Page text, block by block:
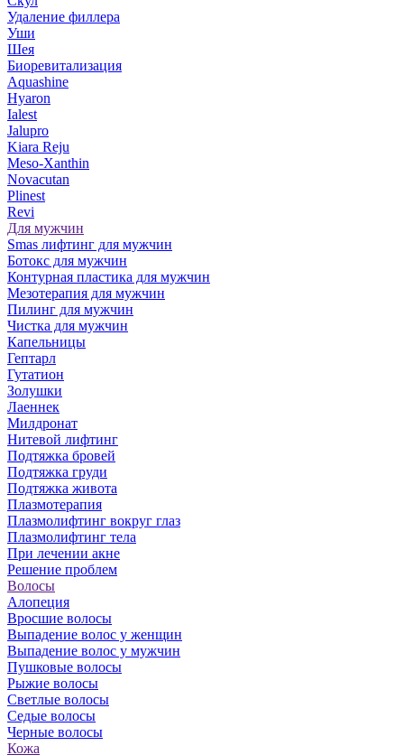
Удаление филлера
Уши
Шея
Биоревитализация
Aquashine
Hyaron
Ialest
Jalupro
Kiara Reju
Meso-Xanthin
Novacutan
Plinest
Revi
Для мужчин
Smas лифтинг для мужчин
Ботокс для мужчин
Контурная пластика для мужчин
Мезотерапия для мужчин
Пилинг для мужчин
Чистка для мужчин
Капельницы
Гептарл
Гутатион
Золушки
Лаеннек
Милдронат
Нитевой лифтинг
Подтяжка бровей
Подтяжка груди
Подтяжка живота
Плазмотерапия
Плазмолифтинг вокруг глаз
Плазмолифтинг тела
При лечении акне
Решение проблем
Волосы
Алопеция
Вросшие волосы
Выпадение волос у женщин
Выпадение волос у мужчин
Пушковые волосы
Рыжие волосы
Светлые волосы
Седые волосы
Черные волосы
Кожа